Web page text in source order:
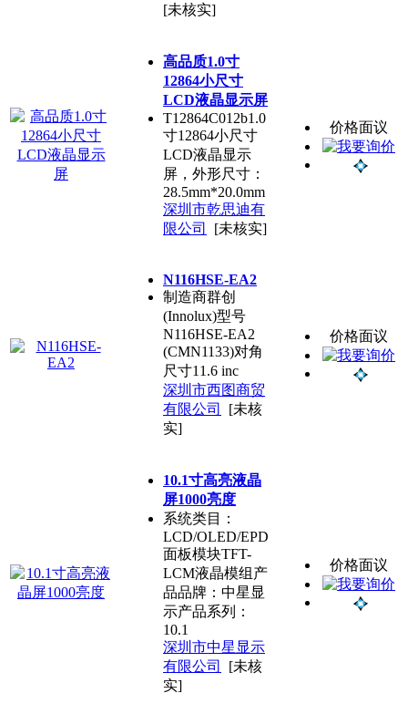
[未核实]
高品质1.0寸
12864小尺寸
LCD液晶显示屏
T12864C012b1.0
寸12864小尺寸
LCD液晶显示
屏，外形尺寸：
28.5mm*20.0mm
深圳市乾思迪有
限公司
[未核实]
价格面议
N116HSE-EA2
制造商群创
(Innolux)型号
N116HSE-EA2
(CMN1133)对角
尺寸11.6 inc
深圳市西图商贸
有限公司
[未核
实]
价格面议
10.1寸高亮液晶
屏1000亮度
系统类目：
LCD/OLED/EPD
面板模块TFT-
LCM液晶模组产
品品牌：中星显
示产品系列：
10.1
深圳市中星显示
有限公司
[未核
实]
价格面议